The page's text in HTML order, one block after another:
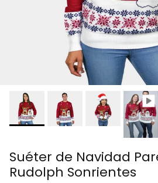
Suéter de Navidad
Rudolph Sonrientes